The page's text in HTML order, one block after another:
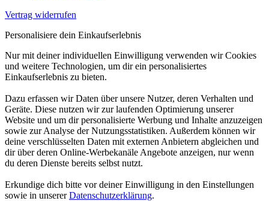
Vertrag widerrufen
Personalisiere dein Einkaufserlebnis
Nur mit deiner individuellen Einwilligung verwenden wir Cookies
und weitere Technologien, um dir ein personalisiertes
Einkaufserlebnis zu bieten.
Dazu erfassen wir Daten über unsere Nutzer, deren Verhalten und
Geräte. Diese nutzen wir zur laufenden Optimierung unserer
Website und um dir personalisierte Werbung und Inhalte anzuzeigen
sowie zur Analyse der Nutzungsstatistiken. Außerdem können wir
deine verschlüsselten Daten mit externen Anbietern abgleichen und
dir über deren Online-Werbekanäle Angebote anzeigen, nur wenn
du deren Dienste bereits selbst nutzt.
Erkundige dich bitte vor deiner Einwilligung in den Einstellungen
sowie in unsererDatenschutzerklärung.